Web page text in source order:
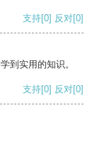
支持[0] 反对[0]
到实用的知识。
支持[0] 反对[0]